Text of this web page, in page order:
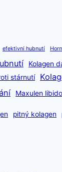
efektivní hubnutí
Kolagen
stárnutí
Maxulen libido
pitný kolagen